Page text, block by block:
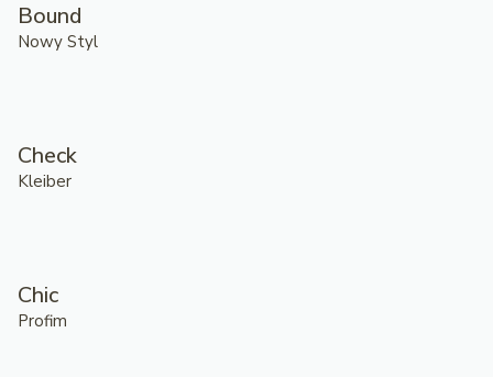
Bound
Nowy Styl
Check
Kleiber
Chic
Profim